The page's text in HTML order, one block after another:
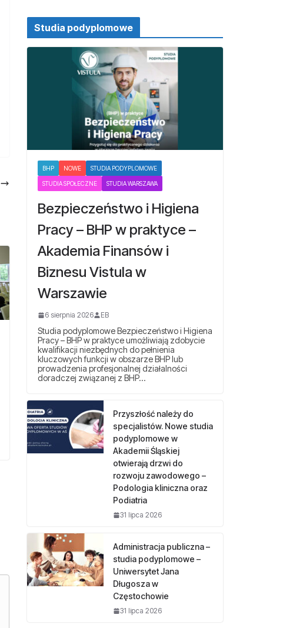
Studia podyplomowe
BHP NOWE STUDIA PODYPLOMOWE
STUDIA SPOŁECZNE STUDIA WARSZAWA
Bezpieczeństwo i Higiena
Pracy – BHP w praktyce –
Akademia Finansów i
Biznesu Vistula w
Warszawie
6 sierpnia 2026 EB
Studia podyplomowe Bezpieczeństwo i Higiena
Pracy – BHP w praktyce umożliwiają zdobycie
kwalifikacji niezbędnych do pełnienia
kluczowych funkcji w obszarze BHP lub
prowadzenia profesjonalnej działalności
doradczej związanej z BHP…
Przyszłość należy do
specjalistów. Nowe studia
podyplomowe w
Akademii Śląskiej
otwierają drzwi do
rozwoju zawodowego –
Podologia kliniczna oraz
Podiatria
31 lipca 2026
Administracja publiczna –
studia podyplomowe –
Uniwersytet Jana
Długosza w
Częstochowie
31 lipca 2026